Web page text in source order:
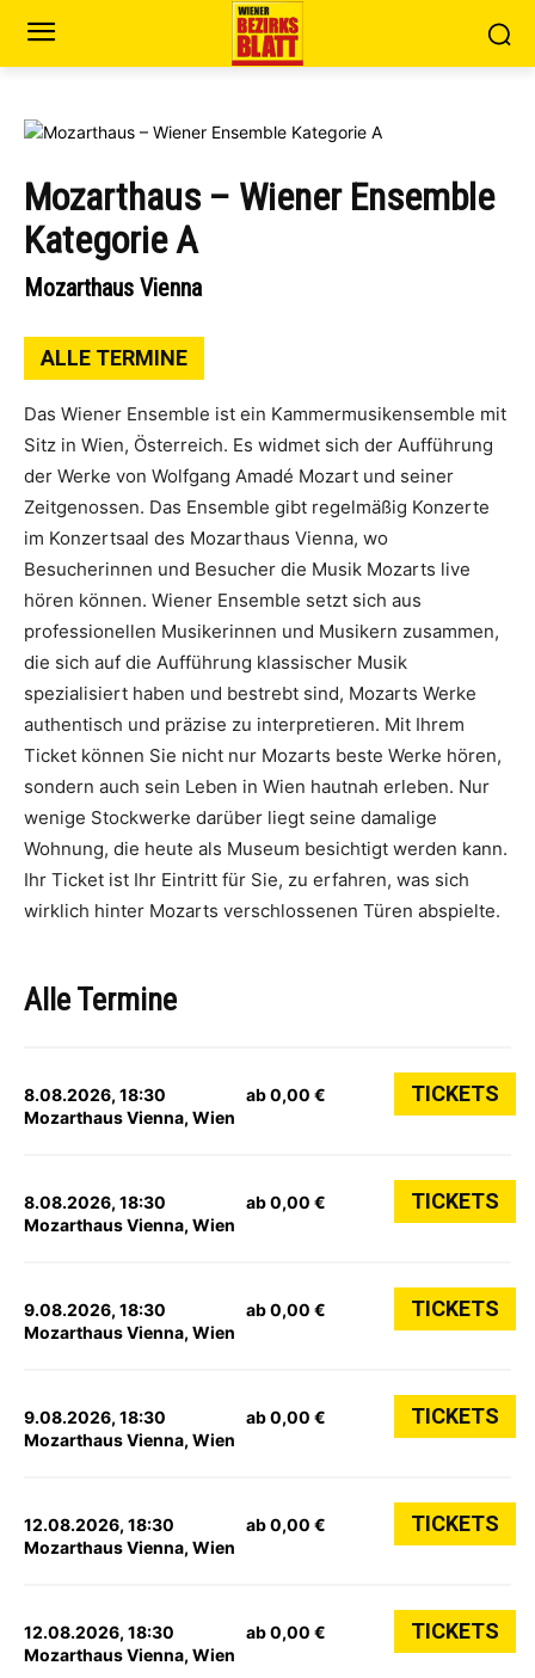
Mozarthaus – Wiener Ensemble
Kategorie A
Mozarthaus Vienna
ALLE TERMINE
Das Wiener Ensemble ist ein Kammermusikensemble mit
Sitz in Wien, Österreich. Es widmet sich der Aufführung
der Werke von Wolfgang Amadé Mozart und seiner
Zeitgenossen. Das Ensemble gibt regelmäßig Konzerte
im Konzertsaal des Mozarthaus Vienna, wo
Besucherinnen und Besucher die Musik Mozarts live
hören können. Wiener Ensemble setzt sich aus
professionellen Musikerinnen und Musikern zusammen,
die sich auf die Aufführung klassischer Musik
spezialisiert haben und bestrebt sind, Mozarts Werke
authentisch und präzise zu interpretieren. Mit Ihrem
Ticket können Sie nicht nur Mozarts beste Werke hören,
sondern auch sein Leben in Wien hautnah erleben. Nur
wenige Stockwerke darüber liegt seine damalige
Wohnung, die heute als Museum besichtigt werden kann.
Ihr Ticket ist Ihr Eintritt für Sie, zu erfahren, was sich
wirklich hinter Mozarts verschlossenen Türen abspielte.
Alle Termine
8.08.2026, 18:30
Mozarthaus Vienna, Wien
ab 0,00 € TICKETS
8.08.2026, 18:30
Mozarthaus Vienna, Wien
ab 0,00 € TICKETS
9.08.2026, 18:30
Mozarthaus Vienna, Wien
ab 0,00 € TICKETS
9.08.2026, 18:30
Mozarthaus Vienna, Wien
ab 0,00 € TICKETS
12.08.2026, 18:30
Mozarthaus Vienna, Wien
ab 0,00 € TICKETS
12.08.2026, 18:30
Mozarthaus Vienna, Wien
ab 0,00 € TICKETS